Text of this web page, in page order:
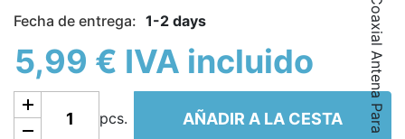
Fecha de entrega: 1-2 days
5,99 € IVA incluido
Añadir a la cesta
pcs.
AÑADIR A LA CESTA